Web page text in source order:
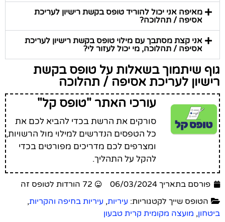
מאיפה אני יכול להוריד טופס בקשת רישיון לעריכת
אסיפה / תהלוכה?
אני קצת מסתבך עם מילוי טופס בקשת רישיון לעריכת
אסיפה / תהלוכה, מי יכול לעזור לי?
גוף שיתמוך בשאלות על טופס בקשת
רישיון לעריכת אסיפה / תהלוכה
עורכי האתר "טופס קל"
סורקים את הרשת בכדי להביא לכם את
כל הטפסים הנדרשים למילוי מול הרשויות,
ומצרפים לכם מדריכים מפורטים בכדי
להקל על התהליך.
פורסם בתאריך 06/03/2024
72 הורדות לטופס זה
הטופס שייך לקטגוריות: עיריות, עיריות בחיפה והקריות,
ביטחון, מועצה מקומית קרית טבעון